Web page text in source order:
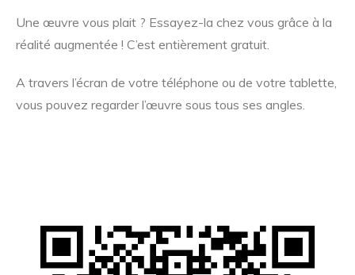
Une œuvre vous plait ? Essayez-la chez vous grâce à la
réalité augmentée ! C’est entièrement gratuit.
A travers l’écran de votre téléphone ou de votre tablette,
vous pouvez regarder l’œuvre sous tous ses angles.